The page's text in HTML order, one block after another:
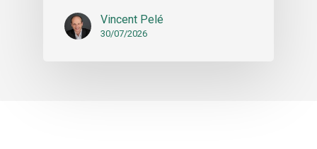
Vincent Pelé
30/07/2026